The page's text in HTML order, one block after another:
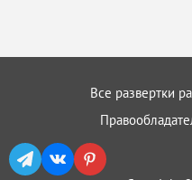
Все развертки